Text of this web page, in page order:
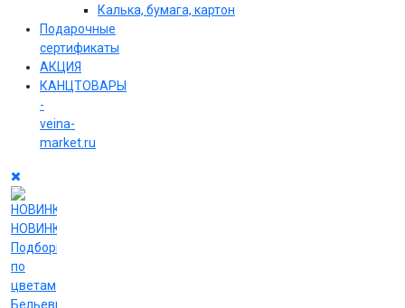
Калька, бумага, картон
Подарочные
сертификаты
АКЦИЯ
КАНЦТОВАРЫ
-
veina-
market.ru
НОВИНКИ
Подборки
по
цветам
Бельевые